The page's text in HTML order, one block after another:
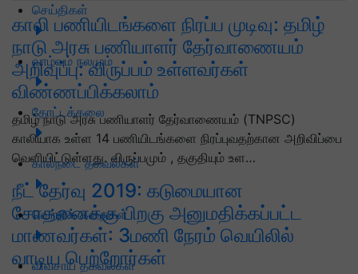
செய்திகள்
வாழ்வும் நலமும்
தோட்டக்கலை
கால்நடை தகவல்கள்
வெற்றிக் கதைகள்
விவசாய தகவல்கள்
காலி பணியிடங்களை நிரப்ப முடிவு: தமிழ்
நாடு அரசு பணியாளர் தேர்வாணையம்
அறிவுப்பு: விருப்பம் உள்ளவர்கள்
விண்ணப்பிக்கலாம்
தமிழ் நாடு அரசு பணியாளர் தேர்வாணையம் (TNPSC)
காலியாக உள்ள 14 பணியிடங்களை நிரப்புவதற்கான அறிவிப்பை
வெளியிட்டுள்ளது. விருப்பமும் , தகுதியும் உள…
நீட் தேர்வு 2019: கடுமையான
சோதனைக்கு பிறகு அனுமதிக்கப்பட்ட
மாணவர்கள்: 3மணி நேரம் வெயிலில்
வாடிய பெற்றோர்கள்